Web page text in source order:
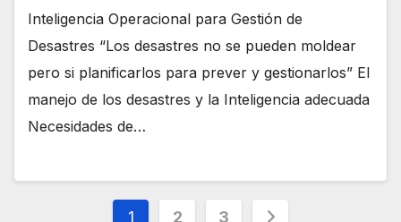
Inteligencia Operacional para Gestión de
Desastres “Los desastres no se pueden moldear
pero si planificarlos para prever y gestionarlos” El
manejo de los desastres y la Inteligencia adecuada
Necesidades de…
1 2 3